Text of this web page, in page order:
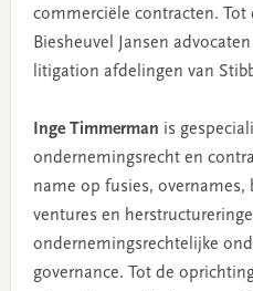
commerciële contracten. Tot
Biesheuvel Jansen
litigation afdelingen van
Inge Timmerman is
ondernemingsrecht en
name op fusies,
ventures en
ondernemingsrechtelijke
governance. Tot de